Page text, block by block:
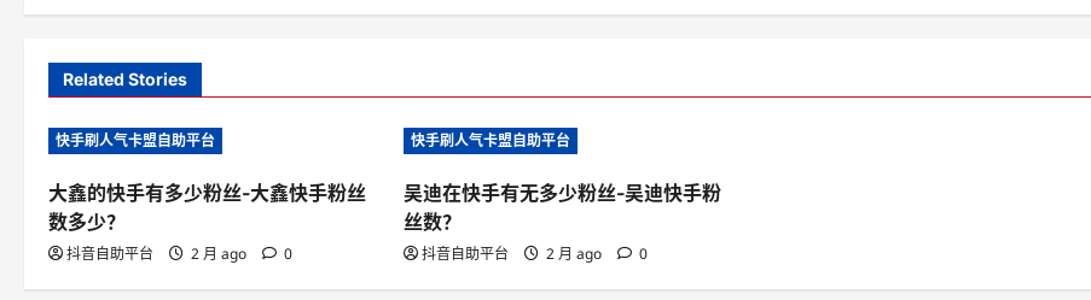
s
t
n
a
v
i
g
Related Stories
快手刷人气卡盟自助平台
大鑫的快手有多少粉丝-大鑫快手粉丝
数多少？
抖音自助平台 2 月 ago 0
快手刷人气卡盟自助平台
吴迪在快手有无多少粉丝-吴迪快手粉
丝数？
抖音自助平台 2 月 ago 0